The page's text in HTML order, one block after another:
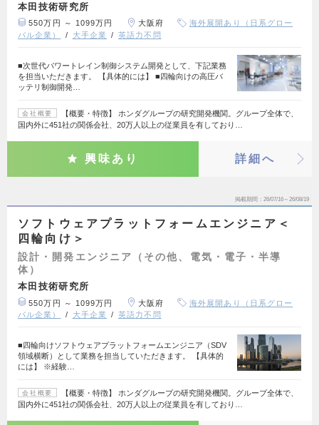
本田技術研究所
550万円 ～ 1099万円 大阪府
海外展開あり（日系グロー
バル企業）
大手企業 英語力不問
■次世代パワートレイン制御システム開発として、下記業務
を担当いただきます。 【具体的には】 ■四輪向けの高圧バ
ッテリ制御開発…
会社概要
【概要・特徴】 ホンダグループの研究開発機関。グループ全体で、
国内外に451社の関係会社、20万人以上の従業員を有しており…
興味あり 詳細へ
掲載期間 26/07/16～26/08/19
ソフトウェアプラットフォームエンジニア＜
四輪向け＞
設計・開発エンジニア（その他、電気・電子・半導
体）
本田技術研究所
550万円 ～ 1099万円 大阪府
海外展開あり（日系グロー
バル企業）
大手企業 英語力不問
■四輪向けソフトウェアプラットフォームエンジニア（SDV
領域横断）として業務を担当していただきます。 【具体的
には】 ※経験…
会社概要
【概要・特徴】 ホンダグループの研究開発機関。グループ全体で、
国内外に451社の関係会社、20万人以上の従業員を有しており…